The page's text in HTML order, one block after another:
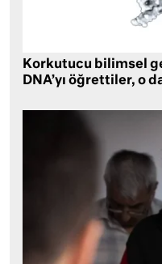
Korkutucu bilimsel
DNA’yı öğrettiler, o